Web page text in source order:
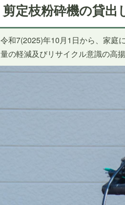
剪定枝粉砕機の貸出
令和7(2025)年10月1日から、家庭
量の軽減及びリサイクル意識の高